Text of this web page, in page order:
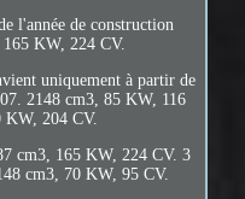
l'année de construction
KW, 224 CV.
uniquement à partir de
2148 cm3, 85 KW, 116
KW, 204 CV.
cm3, 165 KW, 224 CV. 3
cm3, 70 KW, 95 CV.